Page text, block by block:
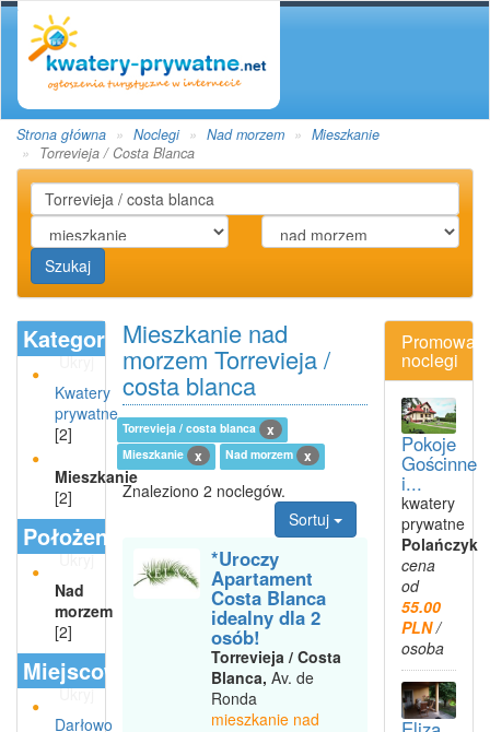
Strona główna Noclegi Nad morzem
Mieszkanie
Torrevieja / Costa Blanca
Szukaj
Kategoria
Ukryj
Kwatery
prywatne
[2]
Mieszkanie
[2]
Położenie
Ukryj
Nad
morzem
[2]
Miejscowości
Ukryj
Darłowo
Mieszkanie nad
morzem Torrevieja /
costa blanca
Torrevieja / costa blanca x
Mieszkanie x Nad morzem x
Znaleziono 2 noclegów.
Sortuj
*Uroczy
Apartament
Costa Blanca
idealny dla 2
osób!
Torrevieja / Costa
Blanca, Av. de
Ronda
mieszkanie nad
noclegi
Pokoje
Gościnne
i...
kwatery
prywatne
Polańczyk
cena
od
55.00
PLN/
osoba